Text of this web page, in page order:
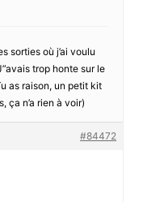
sorties où j’ai voulu
trop honte sur le
as raison, un petit kit
ça n’a rien à voir)
#84472